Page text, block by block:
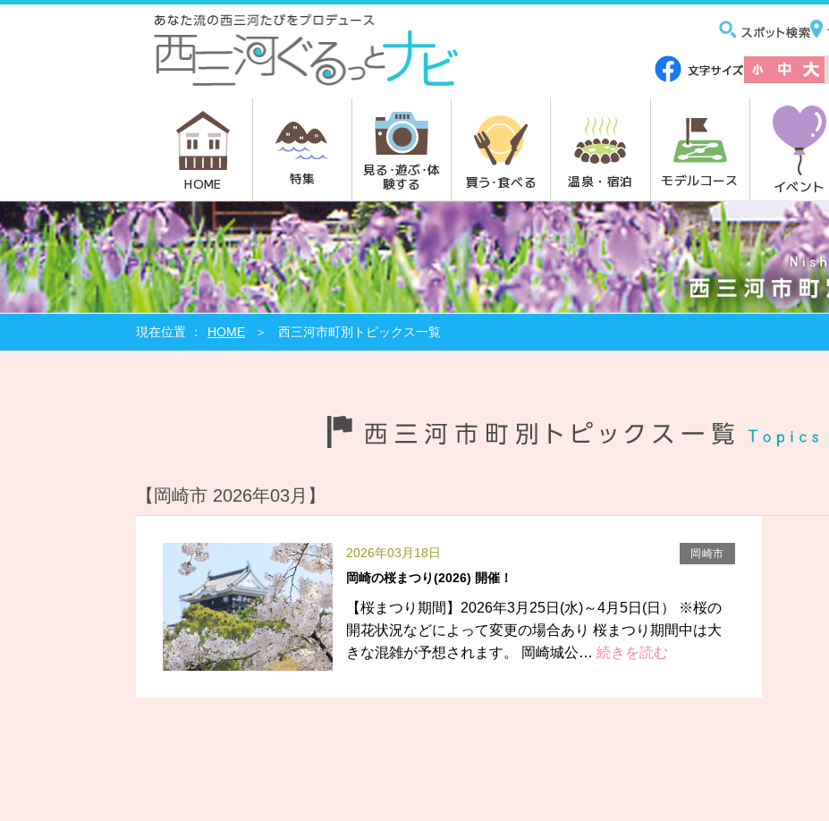
HOME 特集
見る･遊ぶ･体
験する
買う･食べる 温泉・宿泊 モデルコース イベント
HOME 西三河市町別トピックス一覧
【岡崎市 2026年03月】
2026年03月18日 岡崎市
岡崎の桜まつり(2026) 開催！
【桜まつり期間】2026年3月25日(水)～4月5日(日） ※桜の
開花状況などによって変更の場合あり 桜まつり期間中は大
きな混雑が予想されます。 岡崎城公… 続きを読む